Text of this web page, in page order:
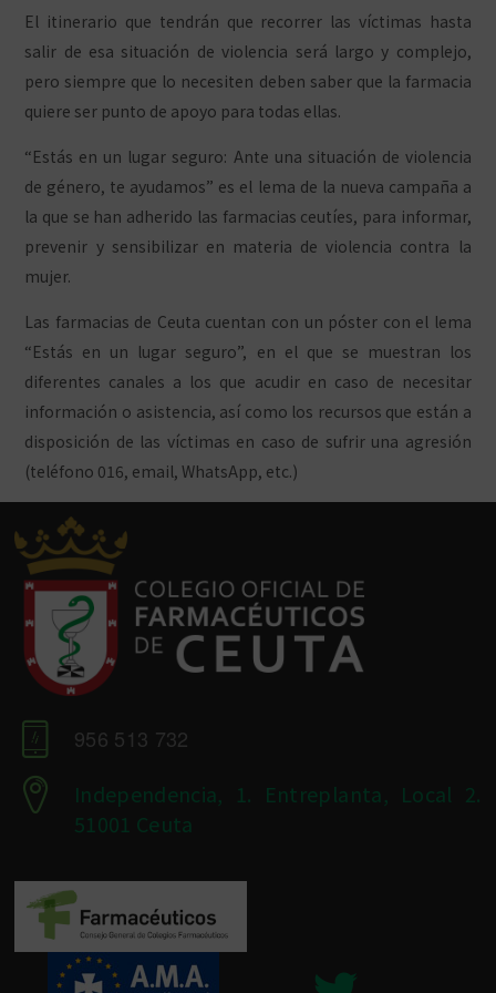
El itinerario que tendrán que recorrer las víctimas hasta
salir de esa situación de violencia será largo y complejo,
pero siempre que lo necesiten deben saber que la farmacia
quiere ser punto de apoyo para todas ellas.
“Estás en un lugar seguro: Ante una situación de violencia
de género, te ayudamos” es el lema de la nueva campaña a
la que se han adherido las farmacias ceutíes, para informar,
prevenir y sensibilizar en materia de violencia contra la
mujer.
Las farmacias de Ceuta cuentan con un póster con el lema
“Estás en un lugar seguro”, en el que se muestran los
diferentes canales a los que acudir en caso de necesitar
información o asistencia, así como los recursos que están a
disposición de las víctimas en caso de sufrir una agresión
(teléfono 016, email, WhatsApp, etc.)
956 513 732
Independencia, 1. Entreplanta, Local 2.
51001 Ceuta